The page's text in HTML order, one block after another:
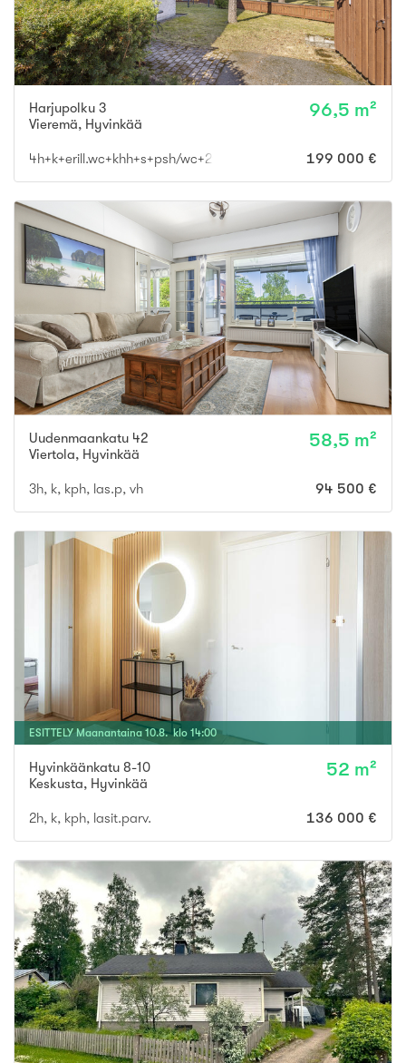
Harjupolku 3
Vieremä, Hyvinkää
96,5 m²
4h+k+erill.wc+khh+s+psh/wc+2xvh+lasitettu 199 000 €
Uudenmaankatu 42
Viertola, Hyvinkää
58,5 m²
3h, k, kph, las.p, vh 94 500 €
ESITTELY Maanantaina 10.8. klo 14:00
Hyvinkäänkatu 8-10
Keskusta, Hyvinkää
52 m²
2h, k, kph, lasit.parv. 136 000 €